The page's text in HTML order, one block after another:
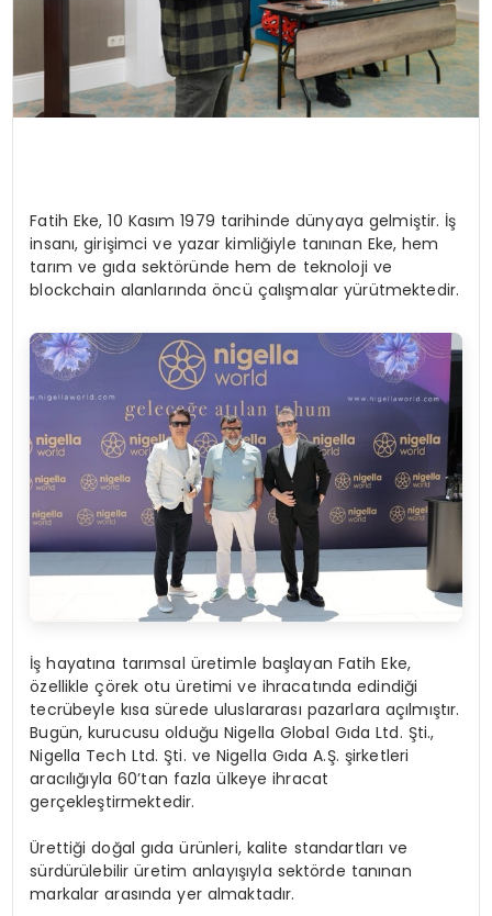
Fatih Eke, 10 Kasım 1979 tarihinde dünyaya gelmiştir. İş
insanı, girişimci ve yazar kimliğiyle tanınan Eke, hem
tarım ve gıda sektöründe hem de teknoloji ve
blockchain alanlarında öncü çalışmalar yürütmektedir.
İş hayatına tarımsal üretimle başlayan Fatih Eke,
özellikle çörek otu üretimi ve ihracatında edindiği
tecrübeyle kısa sürede uluslararası pazarlara açılmıştır.
Bugün, kurucusu olduğu Nigella Global Gıda Ltd. Şti.,
Nigella Tech Ltd. Şti. ve Nigella Gıda A.Ş. şirketleri
aracılığıyla 60’tan fazla ülkeye ihracat
gerçekleştirmektedir.
Ürettiği doğal gıda ürünleri, kalite standartları ve
sürdürülebilir üretim anlayışıyla sektörde tanınan
markalar arasında yer almaktadır.